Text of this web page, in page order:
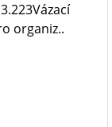
organiz..